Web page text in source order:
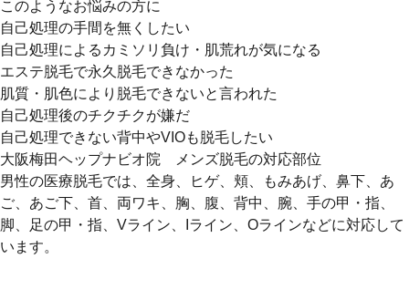
このようなお悩みの方に
自己処理の手間を無くしたい
自己処理によるカミソリ負け・肌荒れが気になる
エステ脱毛で永久脱毛できなかった
肌質・肌色により脱毛できないと言われた
自己処理後のチクチクが嫌だ
自己処理できない背中やVIOも脱毛したい
大阪梅田ヘップナビオ院 メンズ脱毛の対応部位
男性の医療脱毛では、全身、ヒゲ、頬、もみあげ、鼻下、あ
ご、あご下、首、両ワキ、胸、腹、背中、腕、手の甲・指、
脚、足の甲・指、Vライン、Iライン、Oラインなどに対応して
います。